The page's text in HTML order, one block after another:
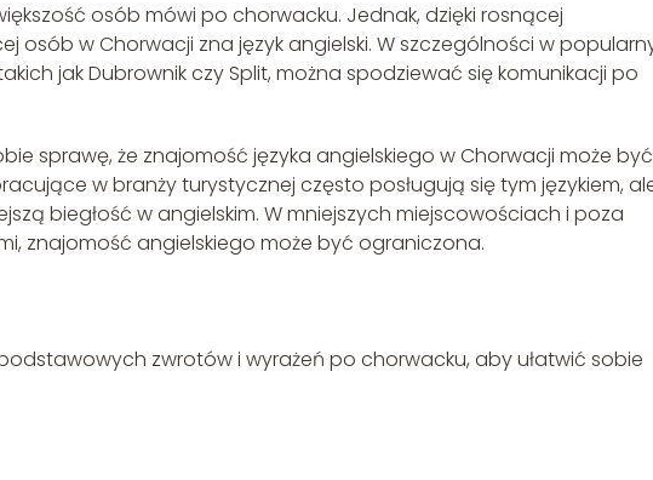
osób mówi po chorwacku. Jednak, dzięki rosnącej
osób w Chorwacji zna język angielski. W szczególności w
jak Dubrownik czy Split, można spodziewać się komunikacji po
sprawę, że znajomość języka angielskiego w Chorwacji może być
w branży turystycznej często posługują się tym językiem,
biegłość w angielskim. W mniejszych miejscowościach i poza
znajomość angielskiego może być ograniczona.
zwrotów i wyrażeń po chorwacku, aby ułatwić sobie